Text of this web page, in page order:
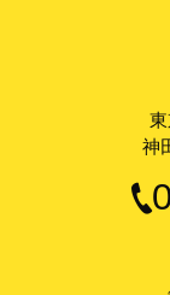
神